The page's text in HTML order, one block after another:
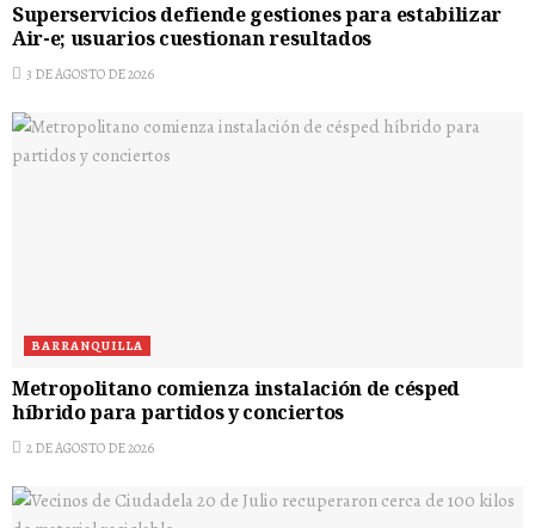
Superservicios defiende gestiones para estabilizar
Air-e; usuarios cuestionan resultados
3 DE AGOSTO DE 2026
BARRANQUILLA
Metropolitano comienza instalación de césped
híbrido para partidos y conciertos
2 DE AGOSTO DE 2026